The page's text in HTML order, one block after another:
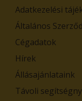
Adatkezelési
Általános
Cégadatok
Hírek
Állásajánlataink
Távoli